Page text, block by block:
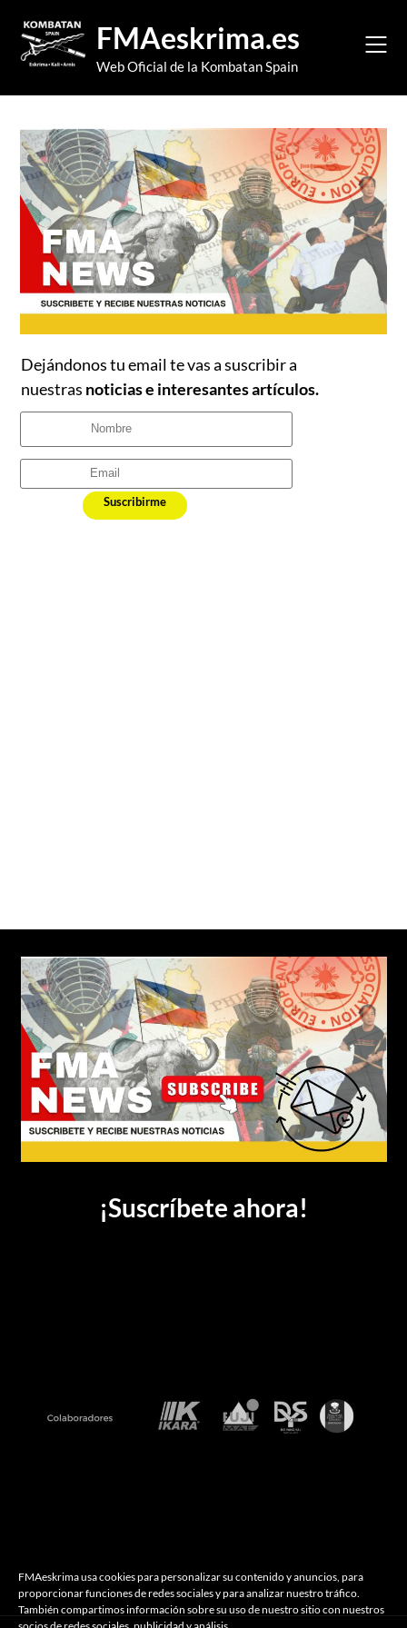
content
FMAeskrima.es
Web Oficial de la Kombatan Spain
Dejándonos tu email te vas a suscribir a
nuestras noticias e interesantes artículos.
¡Suscríbete ahora!
FMAeskrima usa cookies para personalizar su contenido y anuncios, para
proporcionar funciones de redes sociales y para analizar nuestro tráfico.
También compartimos información sobre su uso de nuestro sitio con nuestros